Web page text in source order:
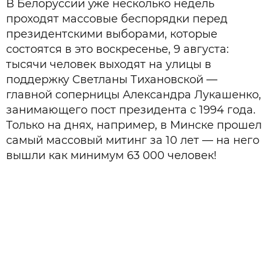
В Белоруссии уже несколько недель
проходят массовые беспорядки перед
президентскими выборами, которые
состоятся в это воскресенье, 9 августа:
тысячи человек выходят на улицы в
поддержку Светланы Тихановской —
главной соперницы Александра Лукашенко,
занимающего пост президента с 1994 года.
Только на днях, например, в Минске прошел
самый массовый митинг за 10 лет — на него
вышли как минимум 63 000 человек!